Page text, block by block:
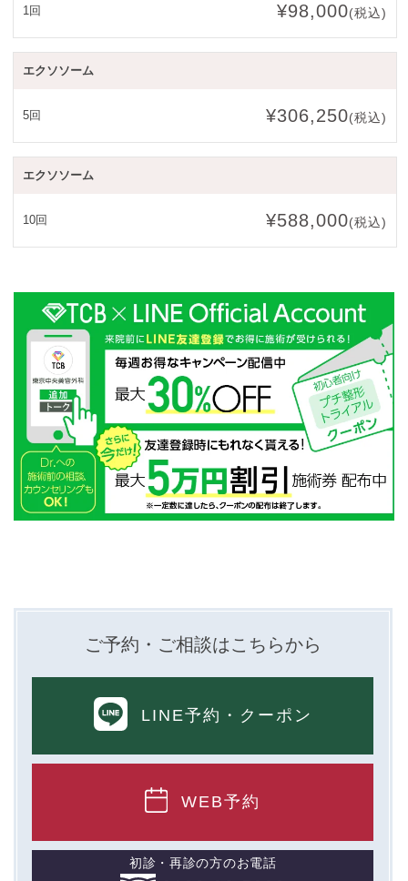
1回 ¥98,000(税込)
エクソソーム
5回 ¥306,250(税込)
エクソソーム
10回 ¥588,000(税込)
ご予約・ご相談はこちらから
LINE予約 ・クーポン
WEB予約
初診・再診の方のお電話